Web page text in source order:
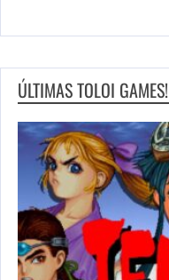
ÚLTIMAS TOLOI GAMES!